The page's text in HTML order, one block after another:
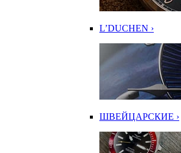
L’DUCHEN ›
ШВЕЙЦАРСКИЕ ›